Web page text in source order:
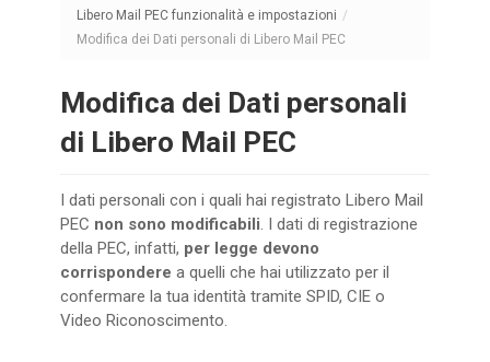
Libero Mail PEC funzionalità e impostazioni /
Modifica dei Dati personali di Libero Mail PEC
Modifica dei Dati personali
di Libero Mail PEC
I dati personali con i quali hai registrato Libero Mail
PEC non sono modificabili. I dati di registrazione
della PEC, infatti, per legge devono
corrispondere a quelli che hai utilizzato per il
confermare la tua identità tramite SPID, CIE o
Video Riconoscimento.